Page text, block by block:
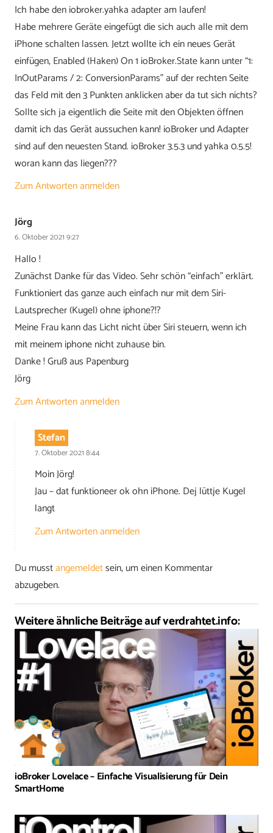
Ich habe den iobroker.yahka adapter am laufen!
Habe mehrere Geräte eingefügt die sich auch alle mit dem
iPhone schalten lassen. Jetzt wollte ich ein neues Gerät
einfügen, Enabled (Haken) On 1 ioBroker.State kann unter “1:
InOutParams / 2: ConversionParams” auf der rechten Seite
das Feld mit den 3 Punkten anklicken aber da tut sich nichts?
Sollte sich ja eigentlich die Seite mit den Objekten öffnen
damit ich das Gerät aussuchen kann! ioBroker und Adapter
sind auf den neuesten Stand. ioBroker 3.5.3 und yahka 0.5.5!
woran kann das liegen???
Zum Antworten anmelden
Jörg
6. Oktober 2021 9:27
Hallo !
Zunächst Danke für das Video. Sehr schön “einfach” erklärt.
Funktioniert das ganze auch einfach nur mit dem Siri-
Lautsprecher (Kugel) ohne iphone?!?
Meine Frau kann das Licht nicht über Siri steuern, wenn ich
mit meinem iphone nicht zuhause bin.
Danke ! Gruß aus Papenburg
Jörg
Zum Antworten anmelden
Stefan
7. Oktober 2021 8:44
Moin Jörg!
Jau – dat funktioneer ok ohn iPhone. Dej lüttje Kugel
langt
Zum Antworten anmelden
Du musstangemeldetsein, um einen Kommentar
abzugeben.
Weitere ähnliche Beiträge auf verdrahtet.info:
ioBroker Lovelace – Einfache Visualisierung für Dein
SmartHome